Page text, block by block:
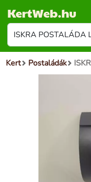
KertWeb.hu
Kert Postaládák